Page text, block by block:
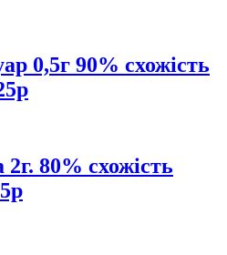
0,5г 90% схожість
80% схожість